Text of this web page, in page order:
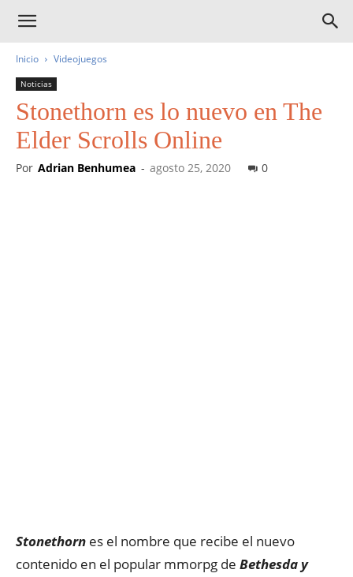
Inicio Videojuegos
Noticias
Stonethorn es lo nuevo en The
Elder Scrolls Online
Por Adrian Benhumea - agosto 25, 2020 0
Stonethorn es el nombre que recibe el nuevo
contenido en el popular mmorpg de Bethesda y